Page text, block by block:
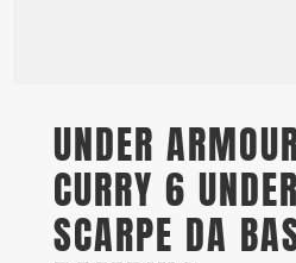
UNDER
CURRY 6
SCARPE DA